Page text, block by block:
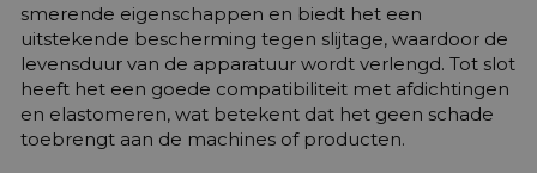
smerende eigenschappen en biedt het een
uitstekende bescherming tegen slijtage, waardoor de
levensduur van de apparatuur wordt verlengd. Tot slot
heeft het een goede compatibiliteit met afdichtingen
en elastomeren, wat betekent dat het geen schade
toebrengt aan de machines of producten.